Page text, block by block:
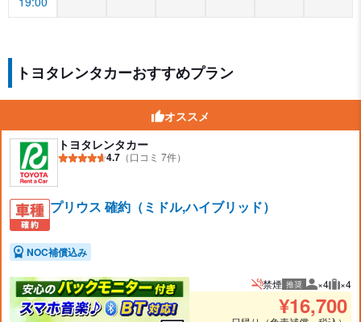
トヨタレンタカーおすすめプラン
オススメ
トヨタレンタカー
4.7 （口コミ 7件）
プリウス 確約（ミドル,ハイブリッド）
NOC補償込み
禁煙 推奨 推奨人数
×4 推奨
×4
¥16,700